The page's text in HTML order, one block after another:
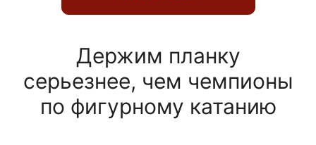
Держим планку
серьезнее, чем чемпионы
по фигурному катанию